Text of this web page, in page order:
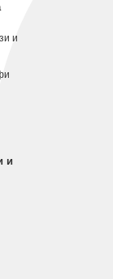
и
и